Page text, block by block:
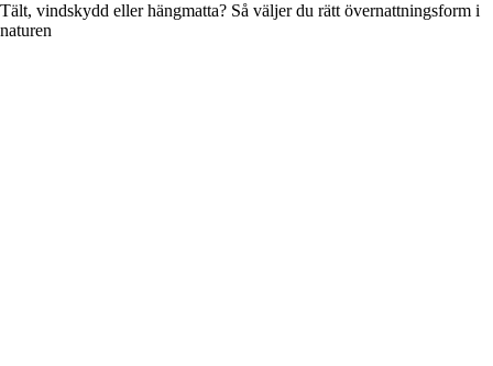
Tält, vindskydd eller hängmatta? Så väljer du rätt övernattningsform i
naturen